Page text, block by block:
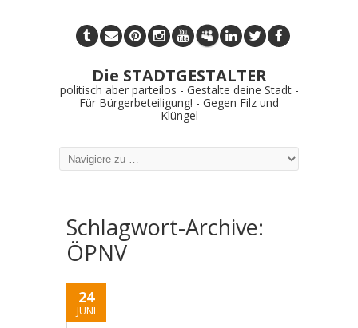
Die STADTGESTALTER
politisch aber parteilos - Gestalte deine Stadt -
Für Bürgerbeteiligung! - Gegen Filz und
Klüngel
Schlagwort-Archive:
ÖPNV
24
JUNI